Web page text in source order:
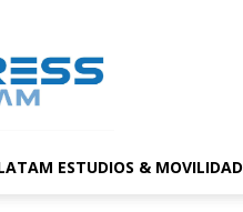
ESTUDIOS & MOVILIDAD